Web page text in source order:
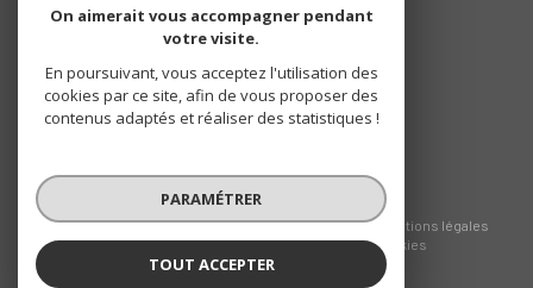
© 2026 | Tous droits réservés
Nos honoraires
Nos partenaires
Mentions légales
Admin
Politique RGPD Cookies
On aimerait vous accompagner pendant
votre visite.
En poursuivant, vous acceptez l'utilisation des
cookies par ce site, afin de vous proposer des
contenus adaptés et réaliser des statistiques !
PARAMÉTRER
TOUT ACCEPTER